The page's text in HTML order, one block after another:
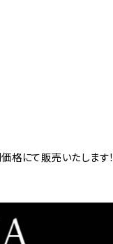
格にて販売いたします！